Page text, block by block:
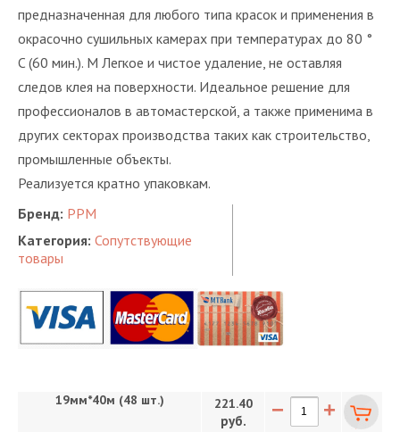
предназначенная для любого типа красок и применения в
окрасочно сушильных камерах при температурах до 80 °
C (60 мин.). М Легкое и чистое удаление, не оставляя
следов клея на поверхности. Идеальное решение для
профессионалов в автомастерской, а также применима в
других секторах производства таких как строительство,
промышленные объекты.
Реализуется кратно упаковкам.
Бренд: PPM
Категория: Сопутствующие
товары
19мм*40м (48 шт.) 221.40
руб. − +